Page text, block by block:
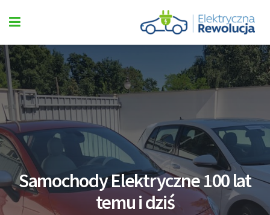
Samochody Elektryczne 100 lat
temu i dziś